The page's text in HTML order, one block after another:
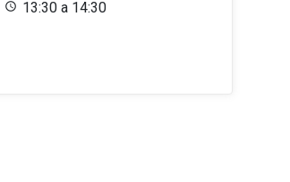
13:30 a 14:30